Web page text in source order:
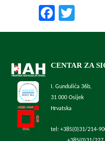
CENTAR ZA
I. Gundulića 36b,
31 000 Osijek
Hrvatska
tel: +385(0)31/214-